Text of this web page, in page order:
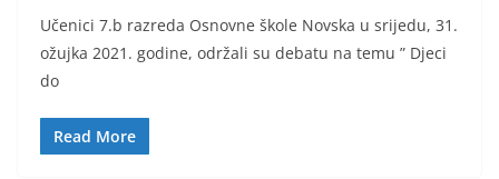
Učenici 7.b razreda Osnovne škole Novska u srijedu, 31.
ožujka 2021. godine, održali su debatu na temu ” Djeci
do
Read More